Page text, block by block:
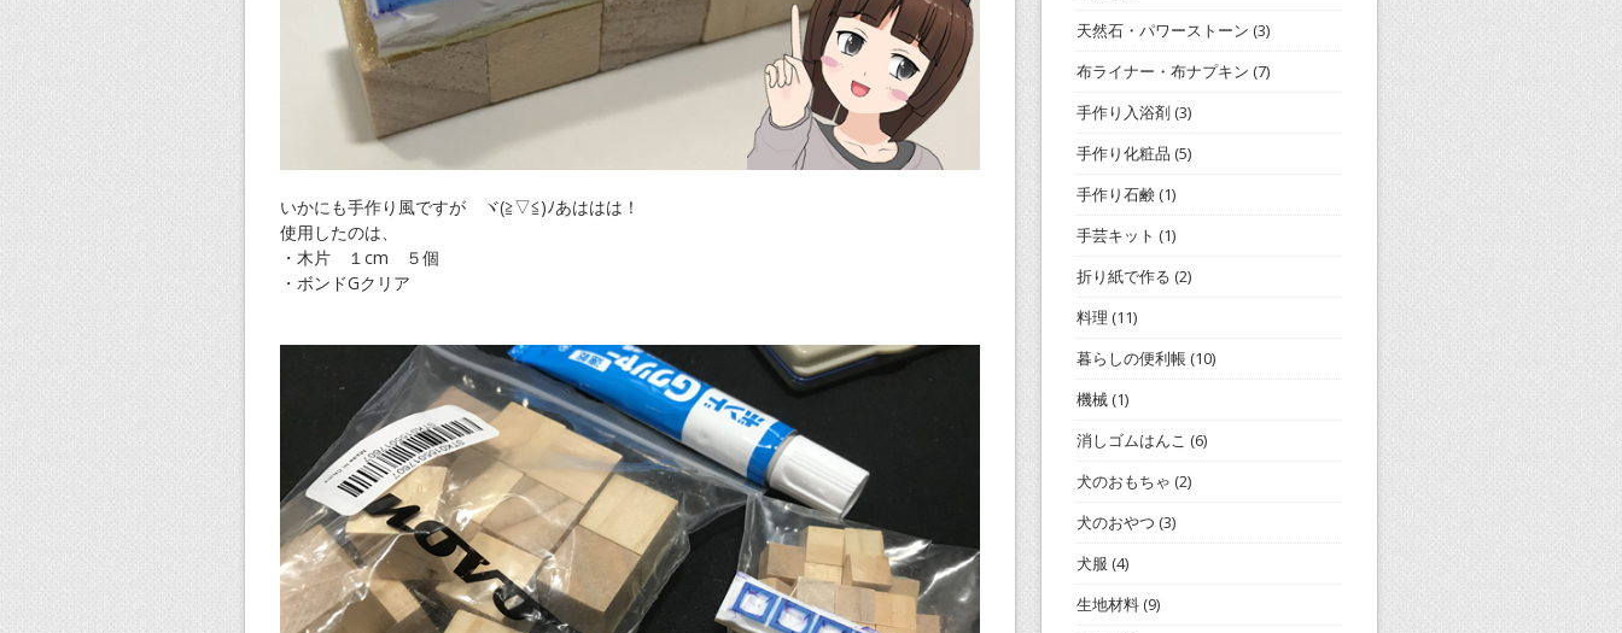
いかにも手作り風ですが ヾ(≧▽≦)ﾉあははは！
使用したのは、
・木片 １cm ５個
・ボンドGクリア
天然石・パワーストーン (3)
布ライナー・布ナプキン (7)
手作り入浴剤(3)
手作り化粧品 (5)
手作り石鹸(1)
手芸キット (1)
折り紙で作る (2)
料理 (11)
暮らしの便利帳(10)
機械(1)
消しゴムはんこ (6)
犬のおもちゃ (2)
犬のおやつ (3)
犬服 (4)
生地材料(9)